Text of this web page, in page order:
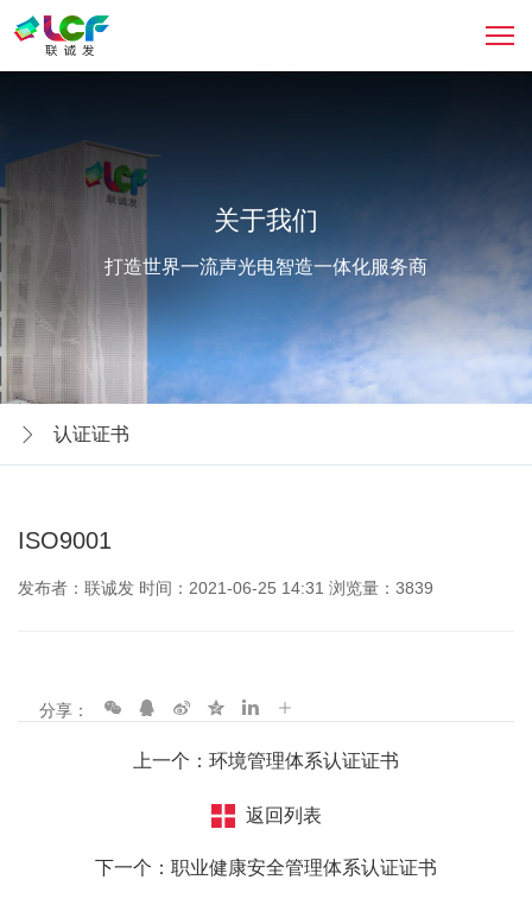
关于我们
打造世界一流声光电智造一体化服务商
认证证书
ISO9001
发布者：联诚发 时间：2021-06-25 14:31 浏览量：3839
分享：
上一个：环境管理体系认证证书
返回列表
下一个：职业健康安全管理体系认证证书